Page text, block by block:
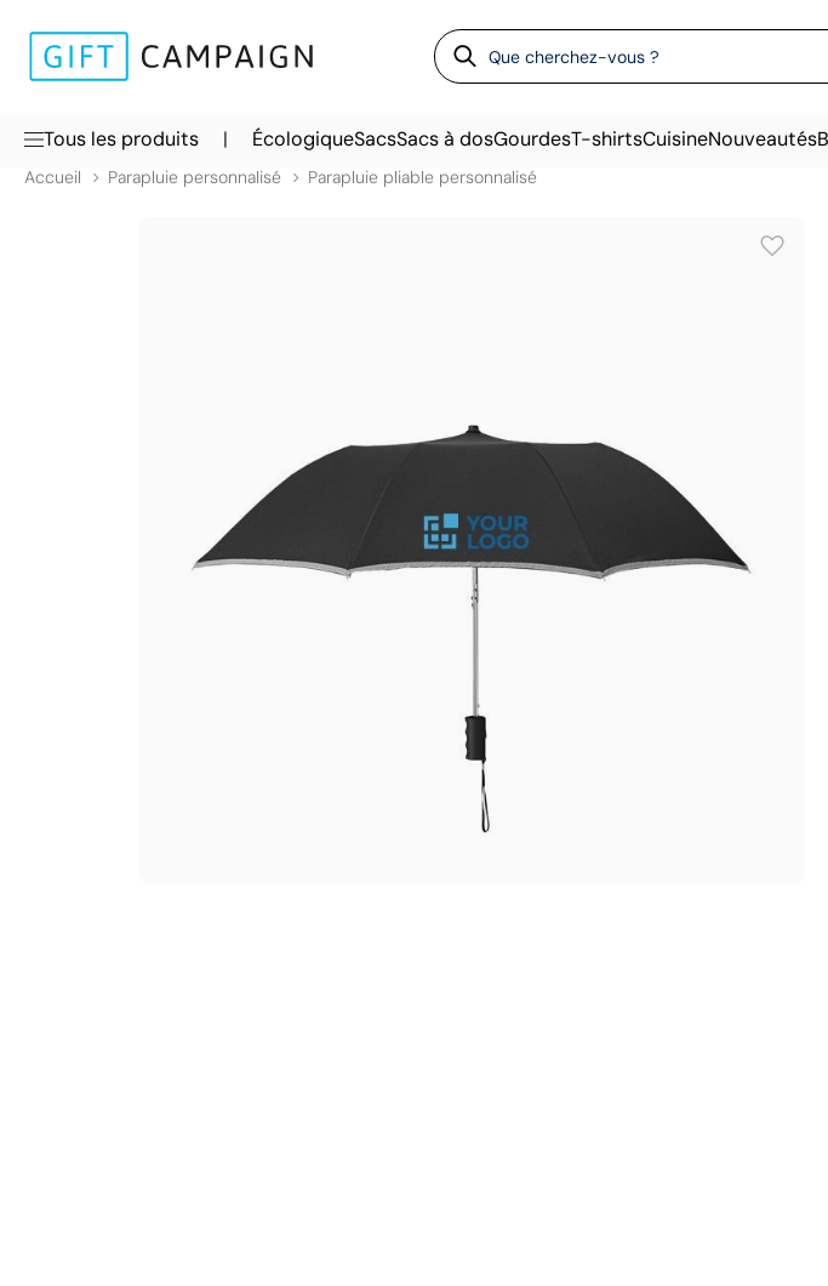
Tous les produits | ÉcologiqueSacsSacs à dosGourdesT-shirtsCuisineNouveautés
Accueil Parapluie personnalisé Parapluie pliable personnalisé